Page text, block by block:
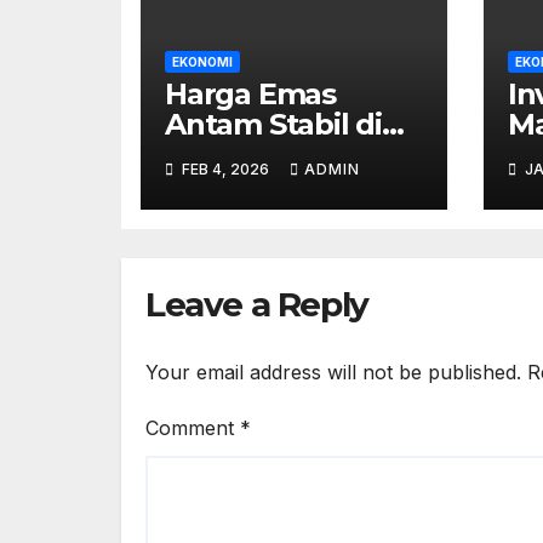
EKONOMI
Harga Emas
Antam Stabil di
Rp2,235 Juta per
Gram pada Jumat
Ini
FEB 4, 2026 ADMIN
Leave a Reply
Your email address will not be published.
Comment *